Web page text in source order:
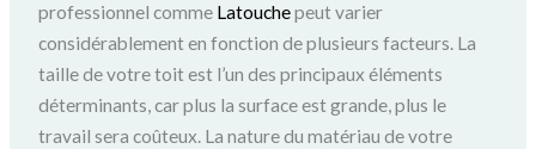
professionnel comme Latouchepeut varier
considérablement en fonction de plusieurs facteurs. La
taille de votre toit est l’un des principaux éléments
déterminants, car plus la surface est grande, plus le
travail sera coûteux. La nature du matériau de votre